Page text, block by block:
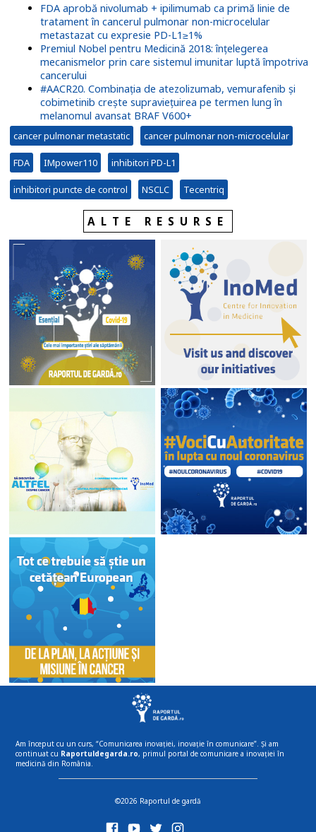
FDA aprobă nivolumab + ipilimumab ca primă linie de
tratament în cancerul pulmonar non-microcelular
metastazat cu expresie PD-L1≥1%
Premiul Nobel pentru Medicină 2018: înțelegerea
mecanismelor prin care sistemul imunitar luptă împotriva
cancerului
#AACR20. Combinația de atezolizumab, vemurafenib și
cobimetinib crește supraviețuirea pe termen lung în
melanomul avansat BRAF V600+
cancer pulmonar metastatic cancer pulmonar non-microcelular
FDA IMpower110 inhibitori PD-L1
inhibitori puncte de control NSCLC Tecentriq
ALTE RESURSE
Am început cu un curs, “Comunicarea inovației, inovație în comunicare”. Și am
continuat cu Raportuldegarda.ro, primul portal de comunicare a inovației în
medicină din România.
©2026 Raportul de gardă